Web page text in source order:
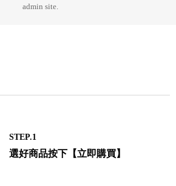
admin site.
STEP.1
選好商品按下【立即購買】